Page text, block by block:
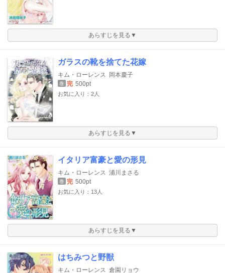
あらすじを見る▼
ガラスの靴を捨てた花嫁
キム・ローレンス 岡本慶子
巻 完 500pt
お気に入り：2人
あらすじを見る▼
イタリア富豪と愛の形見
キム・ローレンス 浦川まさる
巻 完 500pt
お気に入り：13人
あらすじを見る▼
はちみつと野獣
キム・ローレンス 倉園リョウ